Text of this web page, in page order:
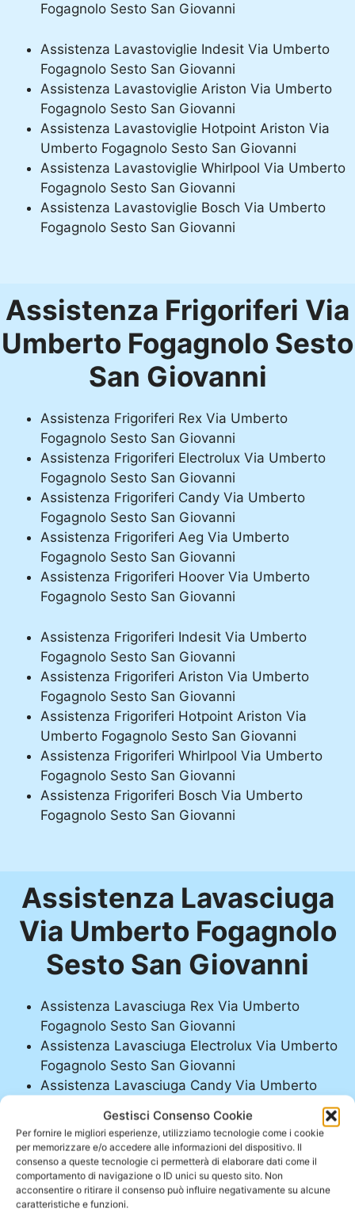
Gestisci Consenso Cookie
Per fornire le migliori esperienze, utilizziamo tecnologie come i cookie
per memorizzare e/o accedere alle informazioni del dispositivo. Il
consenso a queste tecnologie ci permetterà di elaborare dati come il
comportamento di navigazione o ID unici su questo sito. Non
acconsentire o ritirare il consenso può influire negativamente su alcune
caratteristiche e funzioni.
Fogagnolo Sesto San Giovanni
Assistenza Lavastoviglie Indesit Via Umberto
Fogagnolo Sesto San Giovanni
Assistenza Lavastoviglie Ariston Via Umberto
Fogagnolo Sesto San Giovanni
Assistenza Lavastoviglie Hotpoint Ariston Via
Umberto Fogagnolo Sesto San Giovanni
Assistenza Lavastoviglie Whirlpool Via Umberto
Fogagnolo Sesto San Giovanni
Assistenza Lavastoviglie Bosch Via Umberto
Fogagnolo Sesto San Giovanni
Assistenza Frigoriferi Via
Umberto Fogagnolo Sesto
San Giovanni
Assistenza Frigoriferi Rex Via Umberto
Fogagnolo Sesto San Giovanni
Assistenza Frigoriferi Electrolux Via Umberto
Fogagnolo Sesto San Giovanni
Assistenza Frigoriferi Candy Via Umberto
Fogagnolo Sesto San Giovanni
Assistenza Frigoriferi Aeg Via Umberto
Fogagnolo Sesto San Giovanni
Assistenza Frigoriferi Hoover Via Umberto
Fogagnolo Sesto San Giovanni
Assistenza Frigoriferi Indesit Via Umberto
Fogagnolo Sesto San Giovanni
Assistenza Frigoriferi Ariston Via Umberto
Fogagnolo Sesto San Giovanni
Assistenza Frigoriferi Hotpoint Ariston Via
Umberto Fogagnolo Sesto San Giovanni
Assistenza Frigoriferi Whirlpool Via Umberto
Fogagnolo Sesto San Giovanni
Assistenza Frigoriferi Bosch Via Umberto
Fogagnolo Sesto San Giovanni
Assistenza Lavasciuga
Via Umberto Fogagnolo
Sesto San Giovanni
Assistenza Lavasciuga Rex Via Umberto
Fogagnolo Sesto San Giovanni
Assistenza Lavasciuga Electrolux Via Umberto
Fogagnolo Sesto San Giovanni
Assistenza Lavasciuga Candy Via Umberto
Assistenza Lavasciuga Aeg Via Umberto
Fogagnolo Sesto San Giovanni
Assistenza Lavasciuga Hoover Via Umberto
Fogagnolo Sesto San Giovanni